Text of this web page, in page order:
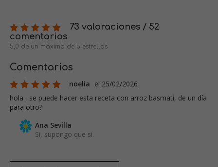
73 valoraciones / 52
comentarios
5,0 de un máximo de 5 estrellas
Comentarios
noelia el 25/02/2026
hola , se puede hacer esta receta con arroz basmati, de un día
para otro?
Ana Sevilla
Si, supongo que sí.